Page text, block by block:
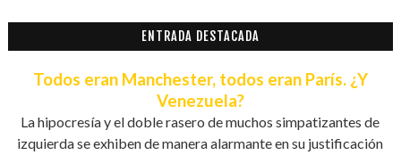
ENTRADA DESTACADA
Todos eran Manchester, todos eran París. ¿Y
Venezuela?
La hipocresía y el doble rasero de muchos simpatizantes de
izquierda se exhiben de manera alarmante en su justificación